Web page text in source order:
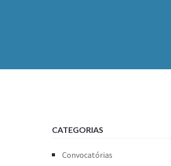
CATEGORIAS
Convocatórias